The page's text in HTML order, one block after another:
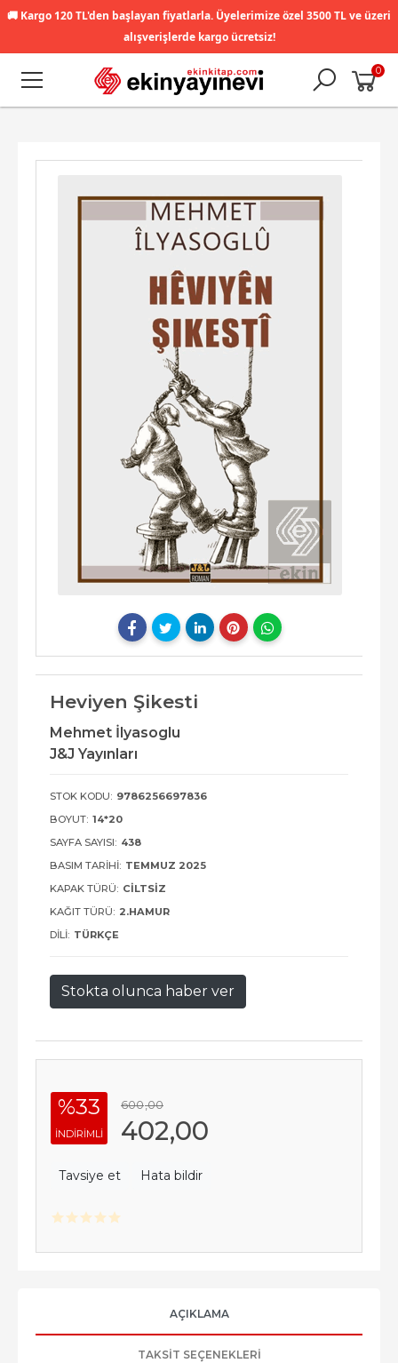
🚚 Kargo 120 TL'den başlayan fiyatlarla. Üyelerimize özel 3500 TL ve üzeri
alışverişlerde kargo ücretsiz!
0
Heviyen Şikesti
Mehmet İlyasoglu
J&J Yayınları
STOK KODU: 9786256697836
BOYUT: 14*20
SAYFA SAYISI: 438
BASIM TARIHI: TEMMUZ 2025
KAPAK TÜRÜ: CILTSIZ
KAĞIT TÜRÜ: 2.HAMUR
DILI: TÜRKÇE
Stokta olunca haber ver
%33
INDIRIMLI
600,00
402,00
Tavsiye et Hata bildir
AÇIKLAMA
TAKSIT SEÇENEKLERI